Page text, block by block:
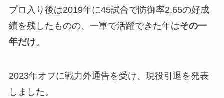
プロ入り後は2019年に45試合で防御率2.65の好成
績を残したものの、一軍で活躍できた年はその一
年だけ。
2023年オフに戦力外通告を受け、現役引退を発表
しました。